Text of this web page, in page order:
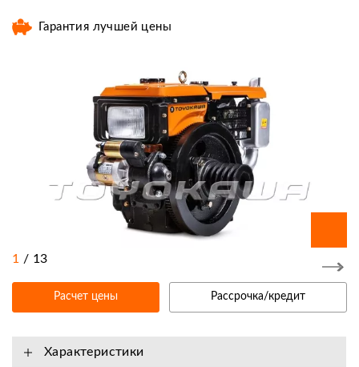
Гарантия лучшей цены
1 / 13
Расчет цены Рассрочка/кредит
Характеристики